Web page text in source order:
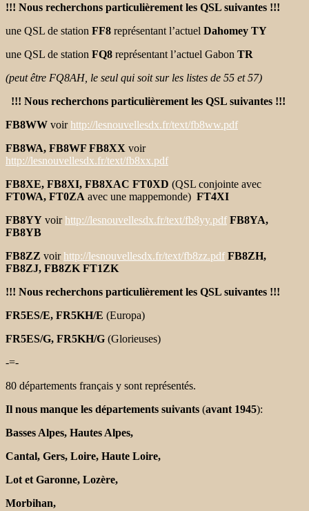
!!! Nous recherchons particulièrement les QSL suivantes !!!
une QSL de station FF8 représentant l’actuel Dahomey TY
une QSL de station FQ8 représentant l’actuel Gabon TR
(peut être FQ8AH, le seul qui soit sur les listes de 55 et 57)
!!! Nous recherchons particulièrement les QSL suivantes !!!
FB8WW voirhttp://lesnouvellesdx.fr/text/fb8ww.pdf
FB8WA, FB8WF FB8XX voir
http://lesnouvellesdx.fr/text/fb8xx.pdf
FB8XE, FB8XI, FB8XAC FT0XD (QSL conjointe avec
FT0WA, FT0ZA avec une mappemonde) FT4XI
FB8YY voirhttp://lesnouvellesdx.fr/text/fb8yy.pdf FB8YA,
FB8YB
FB8ZZ voirhttp://lesnouvellesdx.fr/text/fb8zz.pdf FB8ZH,
FB8ZJ, FB8ZK FT1ZK
!!! Nous recherchons particulièrement les QSL suivantes !!!
FR5ES/E, FR5KH/E (Europa)
FR5ES/G, FR5KH/G (Glorieuses)
-=-
80 départements français y sont représentés.
Il nous manque les départements suivants (avant 1945):
Basses Alpes, Hautes Alpes,
Cantal, Gers, Loire, Haute Loire,
Lot et Garonne, Lozère,
Morbihan,